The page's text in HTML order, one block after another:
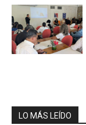
LO MÁS LEÍDO